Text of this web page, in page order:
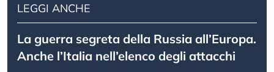
LEGGI ANCHE
La guerra segreta della Russia all’Europa.
Anche l’Italia nell’elenco degli attacchi